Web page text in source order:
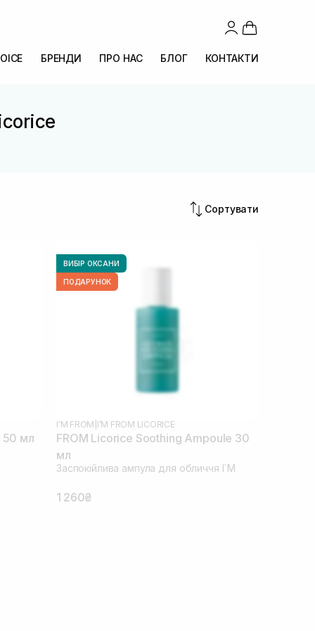
БРЕНДИ ПРО НАС БЛОГ КОНТАКТИ
Сортувати
50 мл
ВИБІР ОКСАНИ
ПОДАРУНОК
I'M FROM I’M FROM LICORICE
FROM Licorice Soothing Ampoule 30
мл
Заспокійлива ампула для обличчя I`M
1 260₴